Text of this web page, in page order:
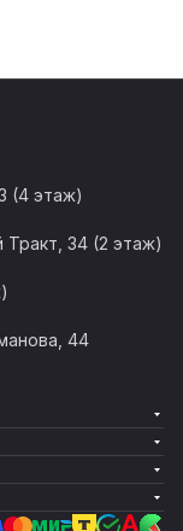
(4 этаж)
Тракт, 34 (2 этаж)
44